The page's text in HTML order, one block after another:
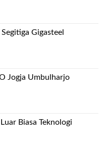
Gigasteel
Jogja Umbulharjo
Biasa Teknologi